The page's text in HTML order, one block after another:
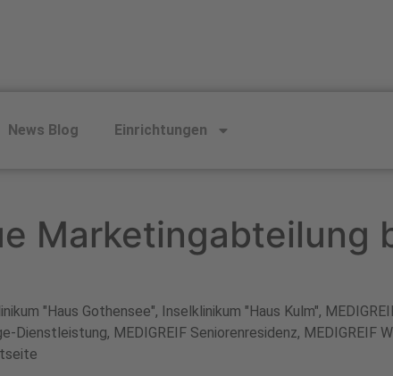
News Blog Einrichtungen
Marketingabteilung
"Haus Gothensee", Inselklinikum "Haus Kulm",
Dienstleistung, MEDIGREIF Seniorenresidenz, MEDIGREIF